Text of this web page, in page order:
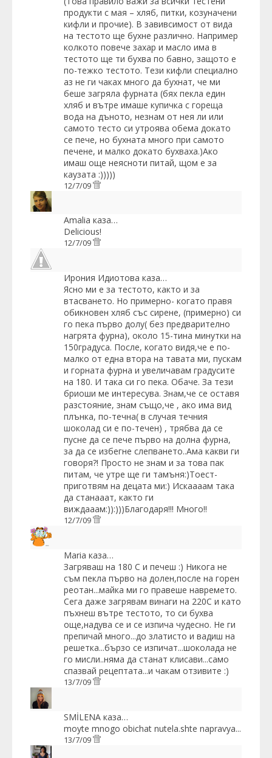
продукти с мая – хляб, питки, козуначени
кифли и прочие). В завивсимост от вида
на тестото ще бухне различно. Например
колкото повече захар и масло има в
тестото ще ти бухва по бавно, защото е
по-тежко тестото. Тези кифли специално
аз не ги чаках много да бухнат, че ми
беше загряла фурната (бях пекла един
хляб и вътре имаше купичка с гореща
вода на дъното, незнам от нея ли или
самото тесто си утроява обема докато
се пече, но бухната много при самото
печене, и малко докато бухваха.)Aко
имаш още неясноти питай, щом е за
каузата :)))))
12/7/09
Amalia каза…
Delicious!
12/7/09
Ирония Идиотова каза…
Ясно ми е за тестото, както и за
втасването. Но примерно- когато правя
обикновен хляб със сирене, (примерно) си
го пека първо долу( без предварително
нагрята фурна), около 15-тина минутки на
150градуса. После, когато видя,че е по-
малко от една втора на тавата ми, пускам
и горната фурна и увеличавам градусите
на 180. И така си го пека. Обаче. За тези
бриоши ме интересува. Знам,че се оставя
разстояние, знам също,че , ако има вид
плънка, по-течна( в случая течния
шоколад си е по-течен) , трябва да се
пусне да се пече първо на долна фурна,
за да се избегне слепването..Ама какви ги
говоря?! Просто не знам и за това пак
питам, че утре ще ги тамъня:)Тоест-
приготвям на децата ми:) Искаааам така
да станааат, както ги
виждааам:)):)))Благодаря!!! Много!!
12/7/09
Maria каза…
Загряваш на 180 С и печеш :) Никога не
съм пекла първо на долен,после на горен
реотан...майка ми го правеше навремето.
Сега даже загрявам винаги на 220С и като
пъхнеш вътре тестото, то си бухва
още,надува се и се изпича чудесно. Не ги
препичай много...до златисто и вадиш на
решетка...бързо се изпичат...шоколада не
го мисли..няма да станат клисави...само
спазвай рецептата...и чакам отзивите :)
13/7/09
SMİLENA каза…
moyte mnogo obichat nutela.shte napravya...
13/7/09